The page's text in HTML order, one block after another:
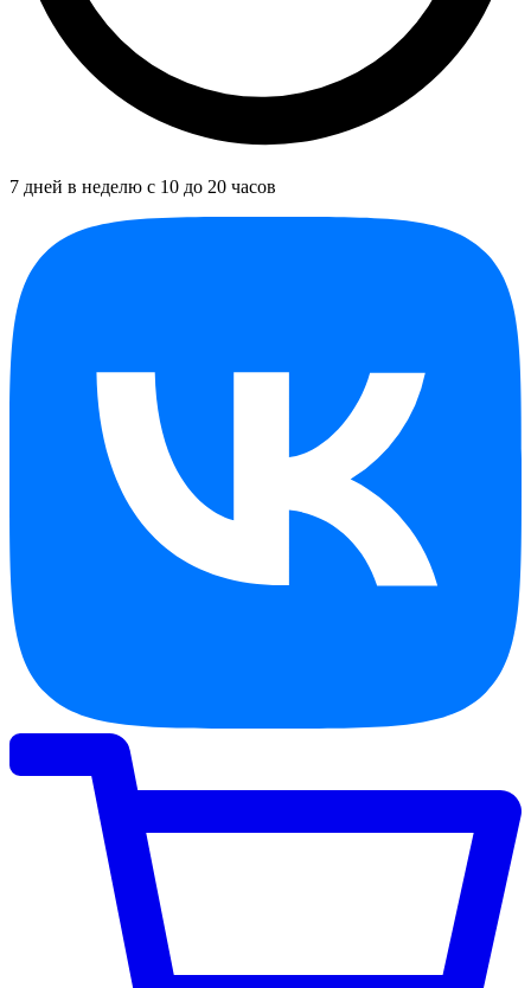
7 дней в неделю с 10 до 20 часов